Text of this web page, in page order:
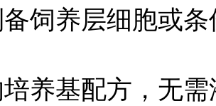
饲养层细胞或
养基配方，无